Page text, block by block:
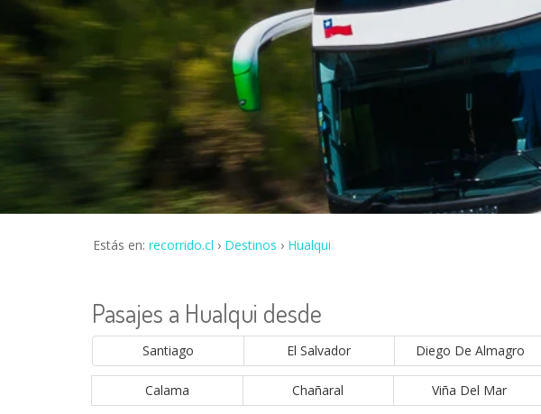
Estás en: recorrido.cl Destinos Hualqui
Pasajes a Hualqui desde
Santiago El Salvador Diego De Almagro
Calama Chañaral Viña Del Mar